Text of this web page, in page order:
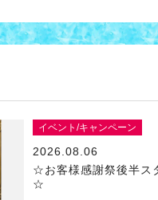
イベント/キャンペーン
2026.08.06
☆お客様感謝祭後半ス
☆